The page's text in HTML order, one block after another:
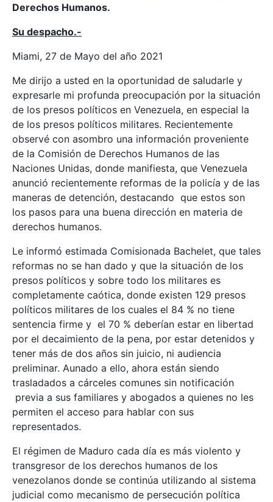
Derechos Humanos.
Su despacho.-
Miami, 27 de Mayo del año 2021
Me dirijo a usted en la oportunidad de saludarle y
expresarle mi profunda preocupación por la situación
de los presos políticos en Venezuela, en especial la
de los presos políticos militares. Recientemente
observé con asombro una información proveniente
de la Comisión de Derechos Humanos de las
Naciones Unidas, donde manifiesta, que Venezuela
anunció recientemente reformas de la policía y de las
maneras de detención, destacando que estos son
los pasos para una buena dirección en materia de
derechos humanos.
Le informó estimada Comisionada Bachelet, que tales
reformas no se han dado y que la situación de los
presos políticos y sobre todo los militares es
completamente caótica, donde existen 129 presos
políticos militares de los cuales el 84 % no tiene
sentencia firme y el 70 % deberían estar en libertad
por el decaimiento de la pena, por estar detenidos y
tener más de dos años sin juicio, ni audiencia
preliminar. Aunado a ello, ahora están siendo
trasladados a cárceles comunes sin notificación
previa a sus familiares y abogados a quienes no les
permiten el acceso para hablar con sus
representados.
El régimen de Maduro cada día es más violento y
transgresor de los derechos humanos de los
venezolanos donde se continúa utilizando al sistema
judicial como mecanismo de persecución política